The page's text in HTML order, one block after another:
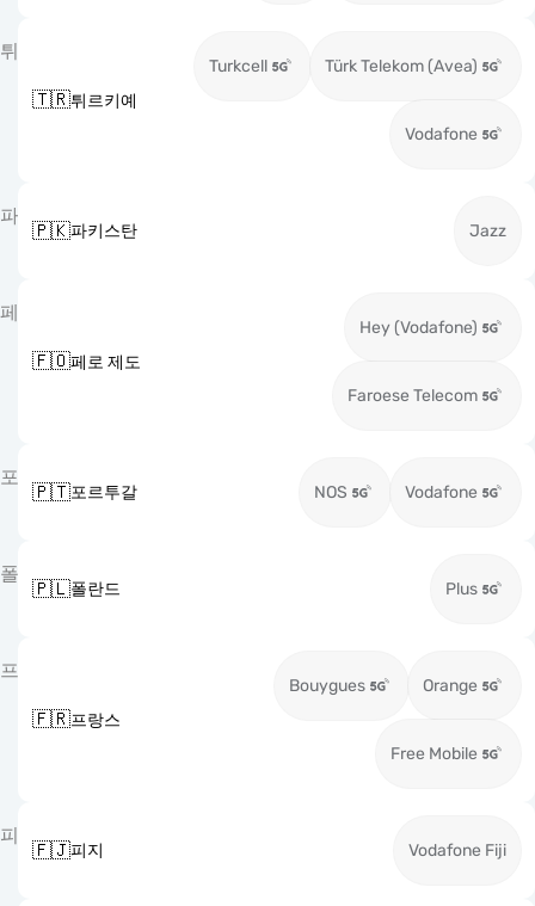
튀
🇹🇷튀르키예
Turkcell Türk Telekom (Avea)
Vodafone
파
🇵🇰파키스탄 Jazz
페
🇫🇴페로 제도
Hey (Vodafone)
Faroese Telecom
포
🇵🇹포르투갈 NOS Vodafone
폴
🇵🇱폴란드 Plus
프
🇫🇷프랑스
Bouygues Orange
Free Mobile
피
🇫🇯피지 Vodafone Fiji